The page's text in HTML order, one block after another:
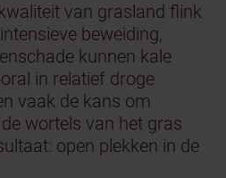
van grasland flink
beweiding,
kunnen kale
in relatief droge
vaak de kans om
wortels van het gras
open plekken in de